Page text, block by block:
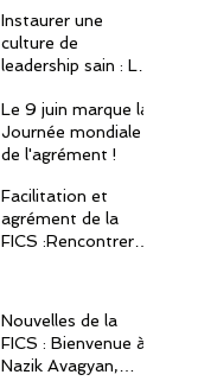
Instaurer une
culture de
leadership sain : Les
essentielles
Le 9 juin marque la
Journée mondiale
de l'agrément !
Facilitation et
agrément de la
FICS :Rencontrer
Nouvelles de la
FICS : Bienvenue à
Nazik Avagyan,